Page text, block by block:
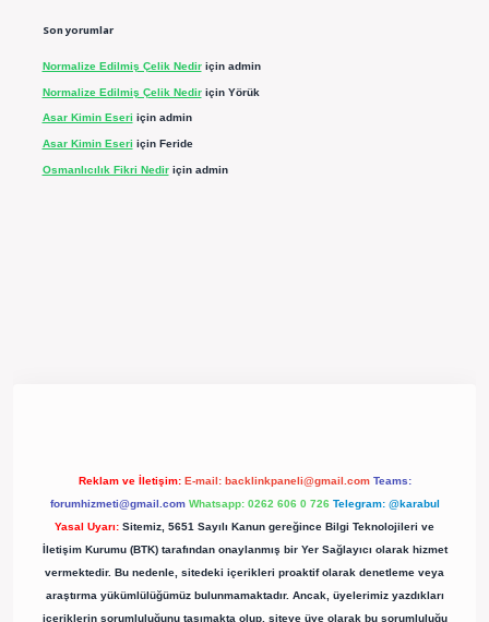
Son yorumlar
Normalize Edilmiş Çelik Nediriçin admin
Normalize Edilmiş Çelik Nediriçin Yörük
Asar Kimin Eseri için admin
Asar Kimin Eseri için Feride
Osmanlıcılık Fikri Nediriçin admin
Reklam ve İletişim: E-mail: backlinkpaneli@gmail.com Teams:
forumhizmeti@gmail.com Whatsapp: 0262 606 0 726 Telegram: @karabul
Yasal Uyarı: Sitemiz, 5651 Sayılı Kanun gereğince Bilgi Teknolojileri ve
İletişim Kurumu (BTK) tarafından onaylanmış bir Yer Sağlayıcı olarak hizmet
vermektedir. Bu nedenle, sitedeki içerikleri proaktif olarak denetleme veya
araştırma yükümlülüğümüz bulunmamaktadır. Ancak, üyelerimiz yazdıkları
içeriklerin sorumluluğunu taşımakta olup, siteye üye olarak bu sorumluluğu